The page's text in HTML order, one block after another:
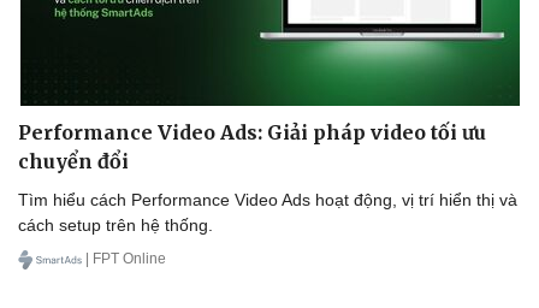
Thông tin doanh nghiệp
Doanh nghiệp 24h
Doanh nhân
Vì cộng đồng
Sành điệu
Trải nghiệm
Performance Video Ads: Giải pháp video tối ưu
chuyển đổi
Tìm hiểu cách Performance Video Ads hoạt động, vị trí hiển thị và
cách setup trên hệ thống.
| FPT Online